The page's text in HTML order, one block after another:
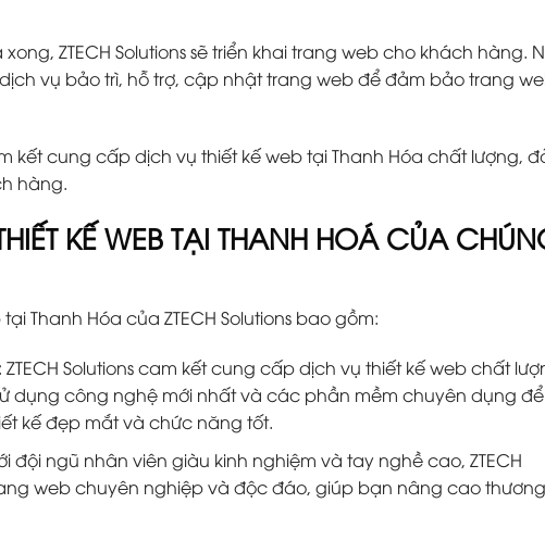
ZTECH Solutions sẽ triển khai trang web cho khách hàng.
dịch vụ bảo trì, hỗ trợ, cập nhật trang web để đảm bảo trang
kết cung cấp dịch vụ thiết kế web tại Thanh Hóa chất lượng,
hàng.
KẾ WEB TẠI THANH HOÁ CỦA
Thanh Hóa của ZTECH Solutions bao gồm:
Solutions cam kết cung cấp dịch vụ thiết kế web chất
dụng công nghệ mới nhất và các phần mềm chuyên dụng
kế đẹp mắt và chức năng tốt.
ngũ nhân viên giàu kinh nghiệm và tay nghề cao, ZTECH
web chuyên nghiệp và độc đáo, giúp bạn nâng cao